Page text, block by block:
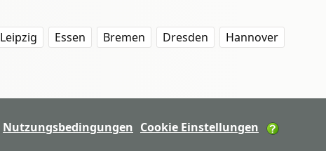
Leipzig Essen Bremen Dresden
Hannover
Nutzungsbedingungen Cookie Einstellungen